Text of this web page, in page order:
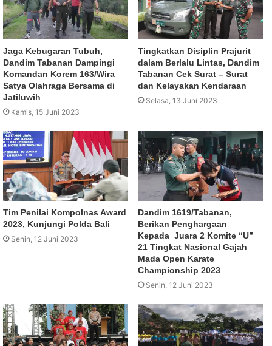
Jaga Kebugaran Tubuh,
Dandim Tabanan Dampingi
Komandan Korem 163/Wira
Satya Olahraga Bersama di
Jatiluwih
Kamis, 15 Juni 2023
Tingkatkan Disiplin Prajurit
dalam Berlalu Lintas, Dandim
Tabanan Cek Surat – Surat
dan Kelayakan Kendaraan
Selasa, 13 Juni 2023
Tim Penilai Kompolnas Award
2023, Kunjungi Polda Bali
Senin, 12 Juni 2023
Dandim 1619/Tabanan,
Berikan Penghargaan
Kepada Juara 2 Komite “U”
21 Tingkat Nasional Gajah
Mada Open Karate
Championship 2023
Senin, 12 Juni 2023